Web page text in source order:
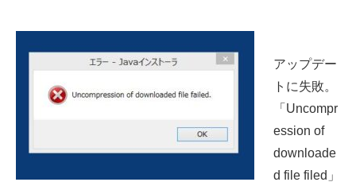
アップデー
トに失敗。
「Uncompr
ession of
downloade
d file filed」